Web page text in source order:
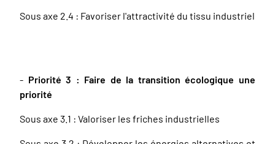
Sous axe 2.4 : Favoriser l'attractivité du tissu industriel
- Priorité 3 : Faire de la transition écologique une
priorité
Sous axe 3.1 : Valoriser les friches industrielles